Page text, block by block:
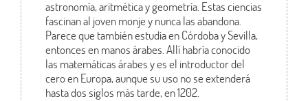
astronomía, aritmética y geometría. Estas ciencias
fascinan al joven monje y nunca las abandona.
Parece que también estudia en Córdoba y Sevilla,
entonces en manos árabes. Allí habría conocido
las matemáticas árabes y es el introductor del
cero en Europa, aunque su uso no se extenderá
hasta dos siglos más tarde, en 1202.